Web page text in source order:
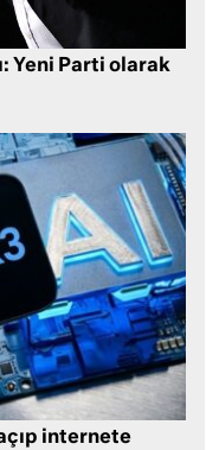
Yeni Parti olarak
internete